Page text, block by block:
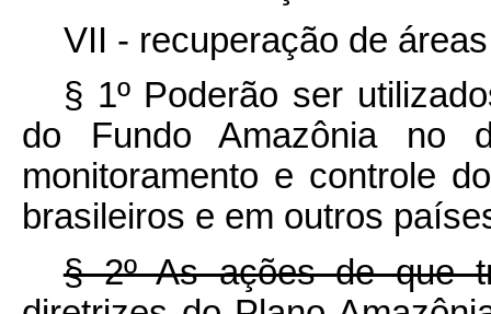
VII - recuperação de
§ 1º Poderão ser
do Fundo Amazônia no
monitoramento e controle
brasileiros e em outros
§ 2º As ações de que